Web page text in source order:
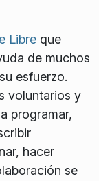
Libreque
de muchos
esfuerzo.
voluntarios y
programar,
hacer
se